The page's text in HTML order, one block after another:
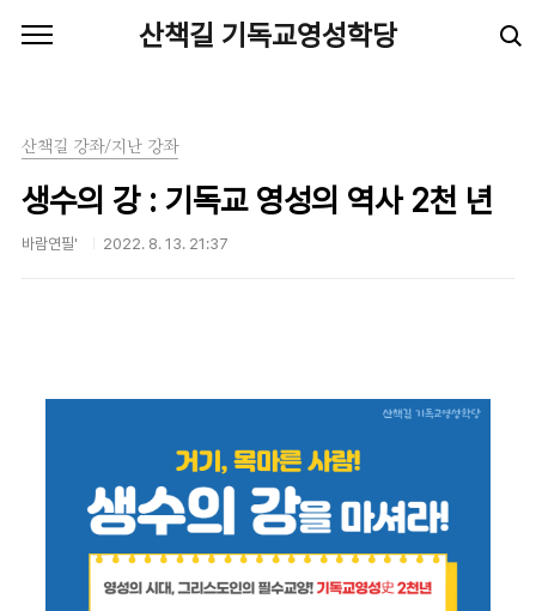
산책길 기독교영성학당
산책길 강좌/지난 강좌
생수의 강 : 기독교 영성의 역사 2천 년
바람연필' 2022. 8. 13. 21:37